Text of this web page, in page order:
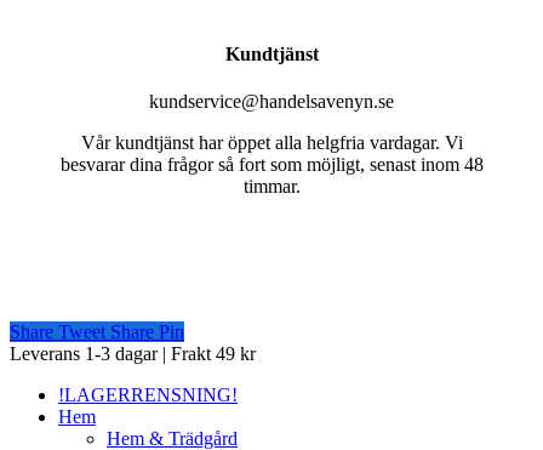
Kundtjänst
kundservice@handelsavenyn.se
Vår kundtjänst har öppet alla helgfria vardagar. Vi
besvarar dina frågor så fort som möjligt, senast inom 48
timmar.
Share Tweet Share Pin
Close
Leverans 1-3 dagar | Frakt 49 kr
!LAGERRENSNING!
Hem
Hem & Trädgård